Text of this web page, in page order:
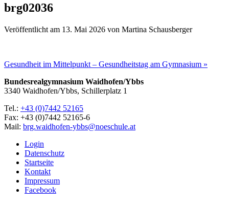
brg02036
Veröffentlicht am 13. Mai 2026 von Martina Schausberger
Gesundheit im Mittelpunkt – Gesundheitstag am Gymnasium »
Bundesrealgymnasium Waidhofen/Ybbs
3340 Waidhofen/Ybbs, Schillerplatz 1
Tel.: +43 (0)7442 52165
Fax: +43 (0)7442 52165-6
Mail: brg.waidhofen-ybbs@noeschule.at
Login
Datenschutz
Startseite
Kontakt
Impressum
Facebook